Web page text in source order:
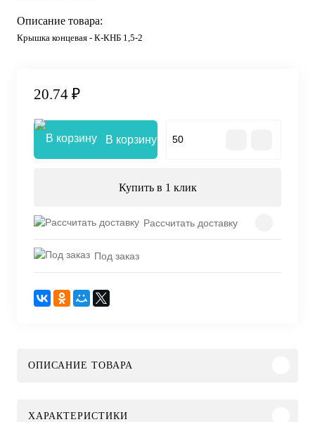
Описание товара:
Крышка концевая - К-КНБ 1,5-2
20.74 ₽
В корзину
Купить в 1 клик
Рассчитать доставку
Под заказ
ОПИСАНИЕ ТОВАРА
ХАРАКТЕРИСТИКИ